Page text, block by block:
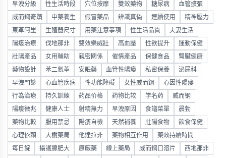
早洩分級 性生活時段 穴位按摩 雙效藥物 糖尿病 血管擴張
威而鋼奇蹟 中藥養生 假冒藥品 辨識真偽 連續使用 精神壓力
東革阿里 生殖器尺寸 用藥注意事項 性生活品質 夫妻生活
陽痿治療 伐地那非 雙效樂威壯 高血壓 性欲提升 運動保健
壯陽產品 女用輔助 親密關係 催情產品 保健食品 腎臟健康
藥物設計 苯二氮䓬 安眠藥 血管性陽痿 私密保養 泌尿科
早洩門診 心血管疾病 性功能障礙 女性威而鋼 心因性陽痿
行為治療 持久訓練 药品价格 药物比较 学名药 威而钢
陽痿徵兆 健康人士 射精無力 早洩原因 食譜菜單 晨勃
藥物比較 服用禁忌 陽痿自檢 天然補養 壯陽食物 飲食保健
心理依賴 大樹藥局 他達拉非 藥物相互作用 藥效持續時間
每日錠 攝護腺肥大 原廠藥 線上藥局 威而鋼口溶片 西地那非